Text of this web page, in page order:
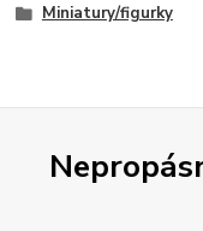
Miniatury/figurky